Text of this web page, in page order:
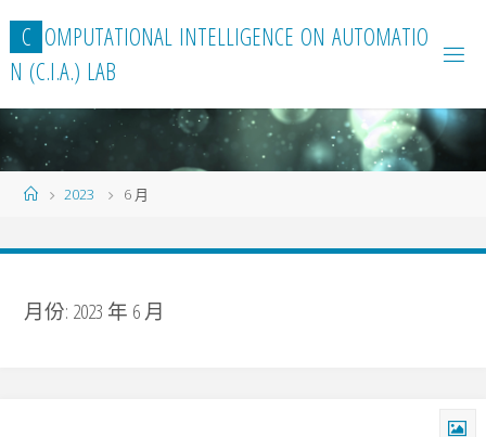
content
C OMPUTATIONAL INTELLIGENCE ON AUTOMATIO
N (C.I.A.) LAB
Home2023 6 月
月份: 2023 年 6 月